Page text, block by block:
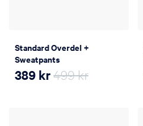
Standard Overdel +
Sweatpants
389 kr499 kr